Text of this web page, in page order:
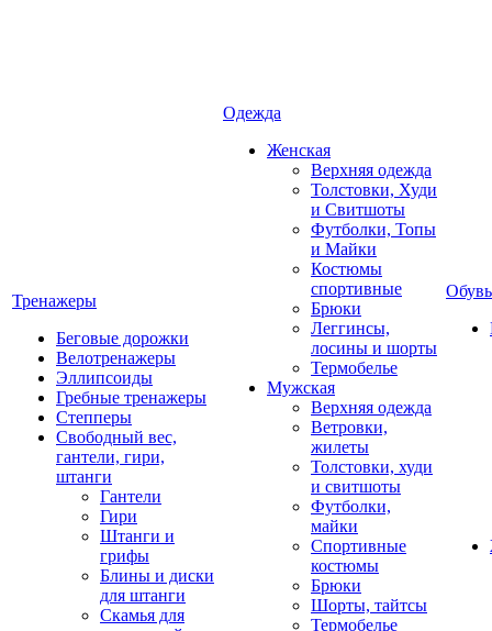
Тренажеры
Беговые дорожки
Велотренажеры
Эллипсоиды
Гребные тренажеры
Степперы
Свободный вес,
гантели, гири,
штанги
Гантели
Гири
Штанги и
грифы
Блины и диски
для штанги
Скамья для
Одежда
Женская
Верхняя одежда
Толстовки, Худи
и Свитшоты
Футболки, Топы
и Майки
Костюмы
спортивные
Брюки
Леггинсы,
лосины и шорты
Термобелье
Мужская
Верхняя одежда
Ветровки,
жилеты
Толстовки, худи
и свитшоты
Футболки,
майки
Спортивные
костюмы
Брюки
Шорты, тайтсы
Термобелье
Обувь